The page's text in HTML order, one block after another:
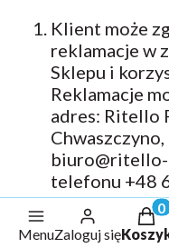
Klient może
reklamacje w
Sklepu i
Reklamacje
adres: Ritello
biuro@ritello-
telefonu +48
W reklamacji
swoje imię i
MenuZaloguj się